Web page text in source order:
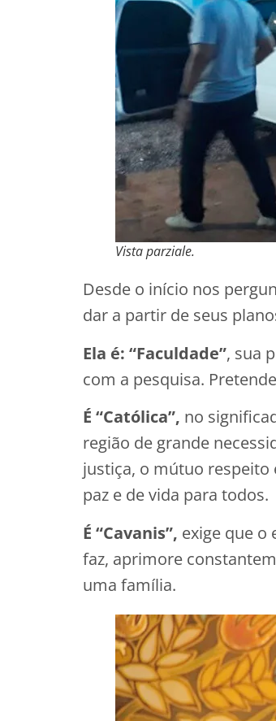
Vista parziale.
Desde o início nos
dar a partir de seus
Ela é: “Faculdade”, sua
com a pesquisa.
É “Católica”, no
região de grande
justiça, o mútuo respeito
paz e de vida para todos.
É “Cavanis”, exige que o
faz, aprimore
uma família.